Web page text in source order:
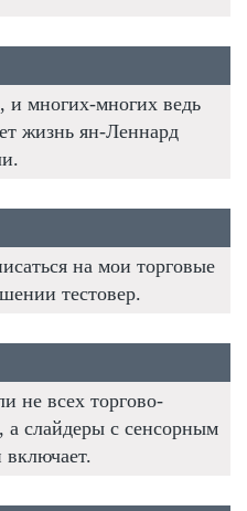
и многих-многих ведь
жизнь ян-Леннард
на мои торговые
тестовер.
не всех торгово-
а слайдеры с сенсорным